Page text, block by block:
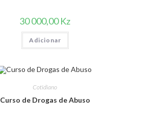
30 000,00Kz
Adicionar
Cotidiano
Curso de Drogas de Abuso